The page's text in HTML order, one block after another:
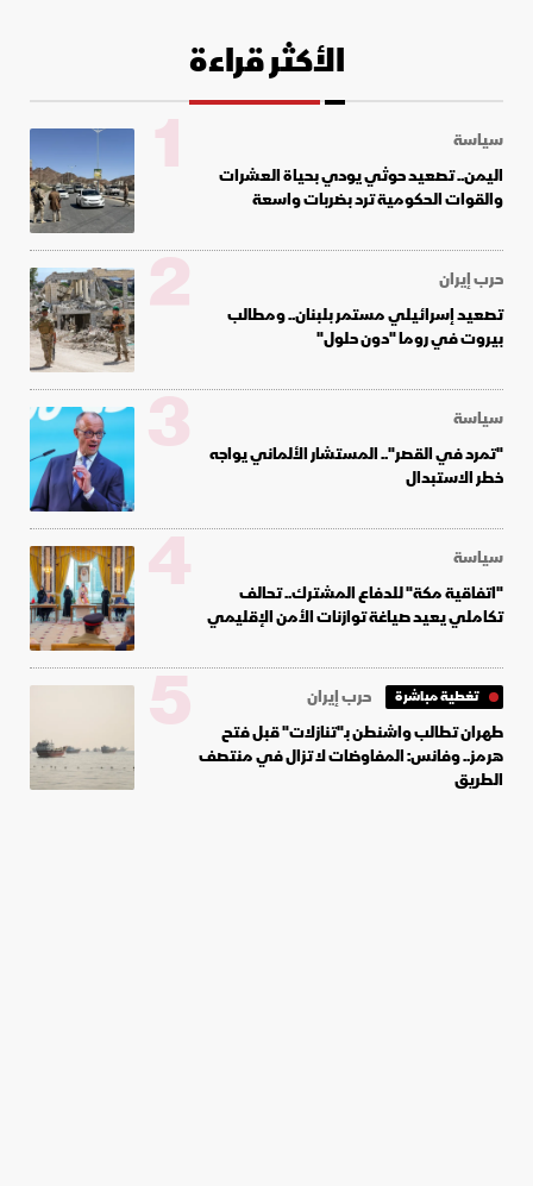
الأكثر قراءة
سياسة
اليمن.. تصعيد حوثي يودي بحياة العشرات
والقوات الحكومية ترد بضربات واسعة
1
حرب إيران
تصعيد إسرائيلي مستمر بلبنان.. ومطالب
بيروت في روما "دون حلول"
2
سياسة
"تمرد في القصر".. المستشار الألماني يواجه
خطر الاستبدال
3
سياسة
"اتفاقية مكة" للدفاع المشترك.. تحالف
تكاملي يعيد صياغة توازنات الأمن الإقليمي 4
تغطية مباشرة
حرب إيران
طهران تطالب واشنطن بـ"تنازلات" قبل فتح
هرمز.. وفانس: المفاوضات لا تزال في منتصف
الطريق
5